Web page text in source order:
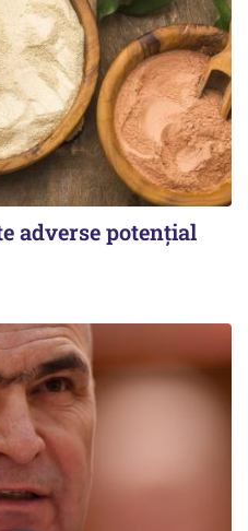
adverse potențial